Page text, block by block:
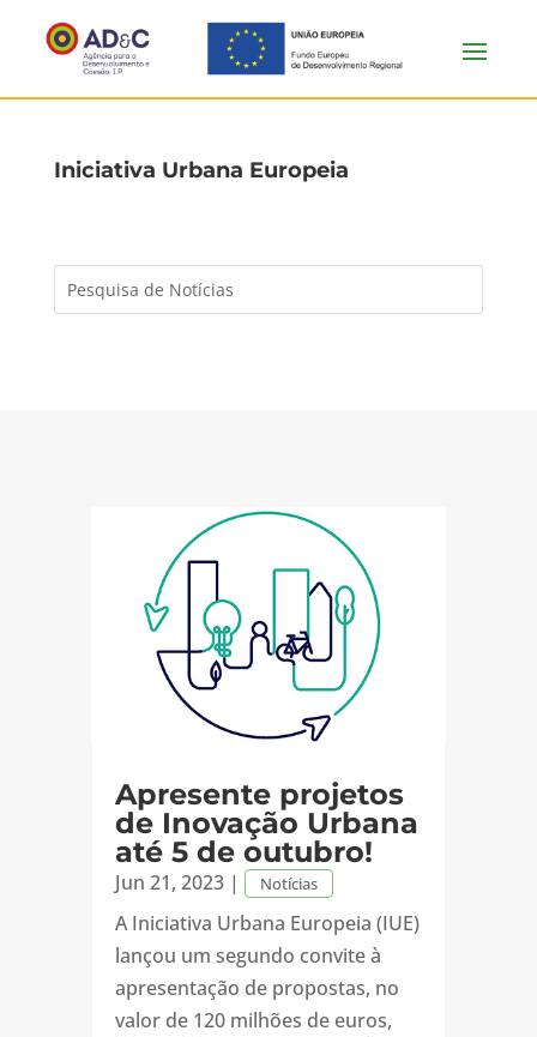
Iniciativa Urbana Europeia
Apresente projetos
de Inovação Urbana
até 5 de outubro!
Jun 21, 2023| Notícias
A Iniciativa Urbana Europeia (IUE)
lançou um segundo convite à
apresentação de propostas, no
valor de 120 milhões de euros,